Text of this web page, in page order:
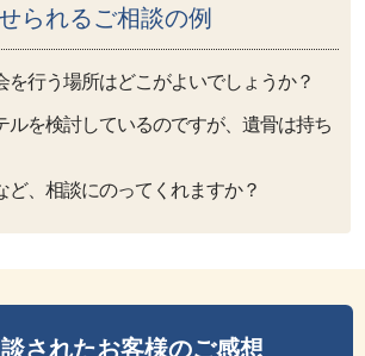
られるご相談の例
を行う場所はどこがよいでしょうか？
ルを検討しているのですが、遺骨は持ち
ど、相談にのってくれますか？
されたお客様のご感想